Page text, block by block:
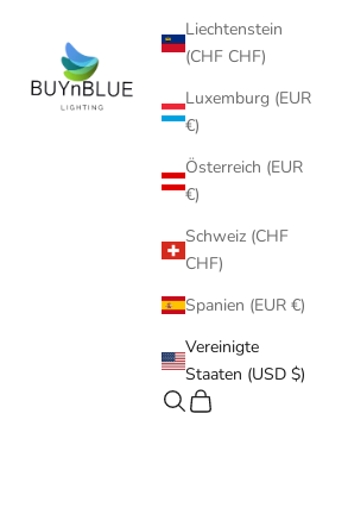
BUYnBLUE
Liechtenstein
(CHF CHF)
Luxemburg (EUR
€)
Österreich (EUR
€)
Schweiz (CHF
CHF)
Spanien (EUR €)
Vereinigte
Staaten (USD $)
SuchenWarenkorb